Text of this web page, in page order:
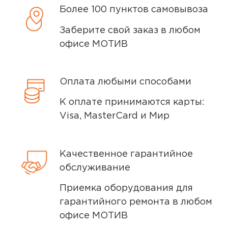
после того, как вы подтвердите заказ.
Доставка курьером
заказ был оформлен до 15.00). Вы можете
выбрать время доставки и удобный для
вас способ оплаты. Все детали вы
покупки.
Доставка заказов производится
курьером СДЭК по адресам в
Более 100 пунктов самовывоза
Заберите свой заказ в любом
офисе МОТИВ
Оплата любыми способами
К оплате принимаются карты:
Visa, MasterCard и Мир
Качественное гарантийное
обслуживание
Приемка оборудования для
гарантийного ремонта в любом
офисе МОТИВ